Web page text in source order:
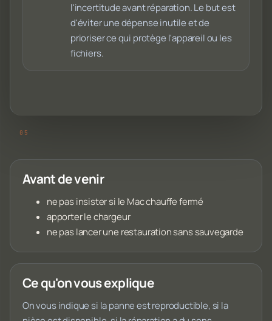
l'incertitude avant réparation. Le but est
d'éviter une dépense inutile et de
prioriser ce qui protège l'appareil ou les
fichiers.
Avant de venir
ne pas insister si le Mac chauffe fermé
apporter le chargeur
ne pas lancer une restauration sans sauvegarde
Ce qu'on vous explique
On vous indique si la panne est reproductible, si la